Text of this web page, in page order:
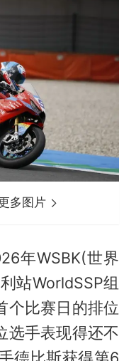
多图片
年WSBK(世界
站WorldSSP组
个比赛日的排位
选手表现得还不